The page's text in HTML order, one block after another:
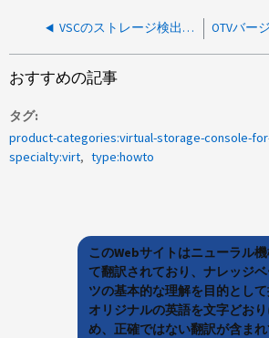
VSCのストレージ検出エラーのトラブルシューティング方法
おすすめの記事
タグ
specialty:virt
type:howto
このWebサイトはニューラル
て翻訳されており、ナレッジ
ツの基本的な理解を目的として
オリジナルの英語を文字どお
め、正確ではない翻訳が含ま